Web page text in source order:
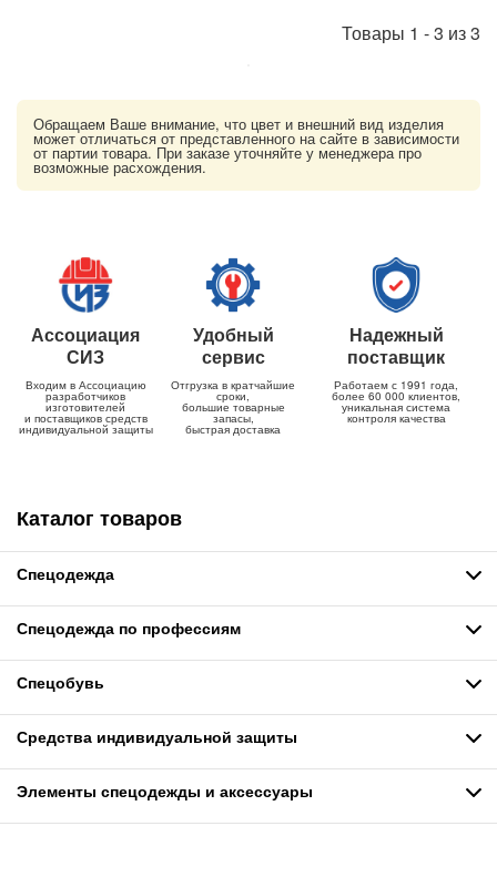
Товары 1 -3 из3
Обращаем Ваше внимание, что цвет и внешний вид изделия
может отличаться от представленного на сайте в зависимости
от партии товара. При заказе уточняйте у менеджера про
возможные расхождения.
Ассоциация
СИЗ
Входим в Ассоциацию
разработчиков
изготовителей
и поставщиков средств
индивидуальной защиты
Удобный
сервис
Отгрузка в кратчайшие
сроки,
большие товарные
запасы,
быстрая доставка
Надежный
поставщик
Работаем с 1991 года,
более 60 000 клиентов,
уникальная система
контроля качества
Каталог товаров
Спецодежда
Спецодежда по профессиям
Спецобувь
Средства индивидуальной защиты
Элементы спецодежды и аксессуары